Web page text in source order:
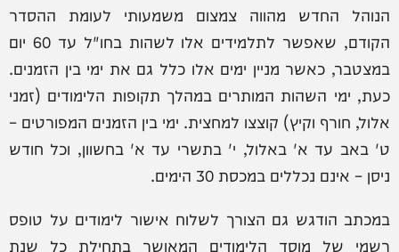
הנוהל החדש מהווה צמצום משמעותי לעומת ההסדר
הקודם, שאפשר לתלמידים אלו לשהות בחו"ל עד 60 יום
במצטבר, כאשר מניין ימים אלו כלל גם את ימי בין הזמנים.
כעת, ימי השהות המותרים במהלך תקופות הלימודים (זמני
אלול, חורף וקיץ) קוצצו למחצית. ימי בין הזמנים המפורטים –
ט' באב עד א' באלול, י' בתשרי עד א' בחשוון, וכל חודש
ניסן – אינם נכללים במכסת 30 הימים.
במכתב הודגש גם הצורך לשלוח אישור לימודים על טופס
רשמי של מוסד הלימודים המאושר בתחילת כל שנת